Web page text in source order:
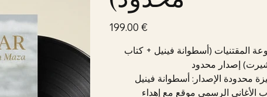
السعر ‏199.00 €
المقتنيات (أسطوانة فينيل + كتاب
إصدار محدود
محدودة الإصدار: أسطوانة فينيل
الأغاني الرسمي موقع مع إهداء